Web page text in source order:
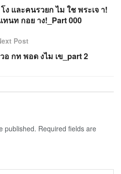
ง และคนรวยก ไม ใช พระเจ า!
นท กอย าง!_Part 000
Post
อ กท พอด งไม เข_part 2
published. Required fields are